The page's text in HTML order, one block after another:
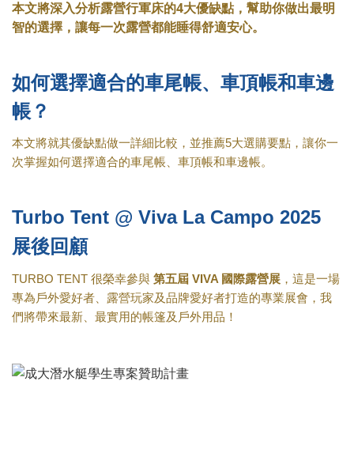
本文將深入分析露營行軍床的4大優缺點，幫助你做出最明
智的選擇，讓每一次露營都能睡得舒適安心。
如何選擇適合的車尾帳、車頂帳和車邊
帳？
本文將就其優缺點做一詳細比較，並推薦5大選購要點，讓你一
次掌握如何選擇適合的車尾帳、車頂帳和車邊帳。
Turbo Tent @ Viva La Campo 2025
展後回顧
TURBO TENT 很榮幸參與 第五屆 VIVA 國際露營展 ，這是一場
專為戶外愛好者、露營玩家及品牌愛好者打造的專業展會，我
們將帶來最新、最實用的帳篷及戶外用品 ！